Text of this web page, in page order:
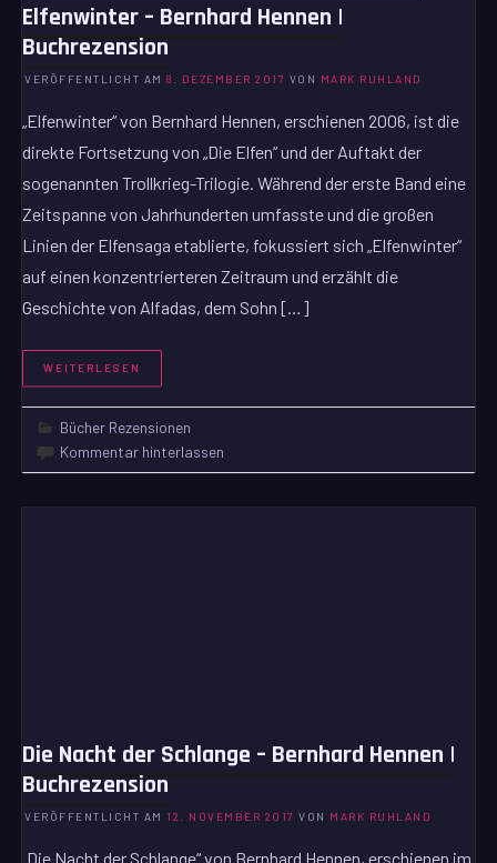
Elfenwinter – Bernhard Hennen |
Buchrezension
VERÖFFENTLICHT AM8. DEZEMBER 2017 VON MARK RUHLAND
„Elfenwinter“ von Bernhard Hennen, erschienen 2006, ist die
direkte Fortsetzung von „Die Elfen“ und der Auftakt der
sogenannten Trollkrieg-Trilogie. Während der erste Band eine
Zeitspanne von Jahrhunderten umfasste und die großen
Linien der Elfensaga etablierte, fokussiert sich „Elfenwinter“
auf einen konzentrierteren Zeitraum und erzählt die
Geschichte von Alfadas, dem Sohn […]
WEITERLESEN
Bücher Rezensionen
Kommentar hinterlassen
Die Nacht der Schlange – Bernhard Hennen |
Buchrezension
VERÖFFENTLICHT AM 12. NOVEMBER 2017 VON MARK RUHLAND
„Die Nacht der Schlange“ von Bernhard Hennen, erschienen im